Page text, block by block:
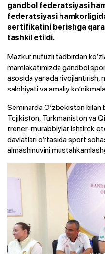
gandbol federatsiyasi
federatsiyasi
sertifikatini berishga
tashkil etildi.
Mazkur nufuzli tadbirdan
mamlakatimizda gandbol
asosida yanada rivojlantirish,
salohiyati va amaliy
Seminarda O‘zbekiston
Tojikiston, Turkmaniston va
trener-murabbiylar ishtirok
davlatlari o‘rtasida sport
almashinuvini